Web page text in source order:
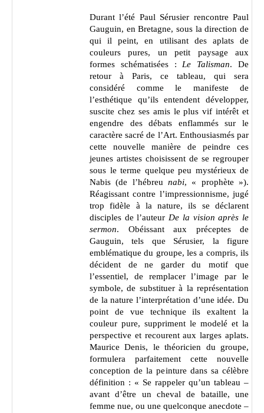
Durant l’été Paul Sérusier rencontre Paul
Gauguin, en Bretagne, sous la direction de
qui il peint, en utilisant des aplats de
couleurs pures, un petit paysage aux
formes schématisées :Le Talisman. De
retour à Paris, ce tableau, qui sera
considéré comme le manifeste de
l’esthétique qu’ils entendent développer,
suscite chez ses amis le plus vif intérêt et
engendre des débats enflammés sur le
caractère sacré de l’Art. Enthousiasmés par
cette nouvelle manière de peindre ces
jeunes artistes choisissent de se regrouper
sous le terme quelque peu mystérieux de
Nabis (de l’hébreu nabi, « prophète »).
Réagissant contre l’impressionnisme, jugé
trop fidèle à la nature, ils se déclarent
disciples de l’auteurDe la vision après le
sermon. Obéissant aux préceptes de
Gauguin, tels que Sérusier, la figure
emblématique du groupe, les a compris, ils
décident de ne garder du motif que
l’essentiel, de remplacer l’image par le
symbole, de substituer à la représentation
de la nature l’interprétation d’une idée. Du
point de vue technique ils exaltent la
couleur pure, suppriment le modelé et la
perspective et recourent aux larges aplats.
Maurice Denis, le théoricien du groupe,
formulera parfaitement cette nouvelle
conception de la peinture dans sa célèbre
définition : « Se rappeler qu’un tableau –
avant d’être un cheval de bataille, une
femme nue, ou une quelconque anecdote –